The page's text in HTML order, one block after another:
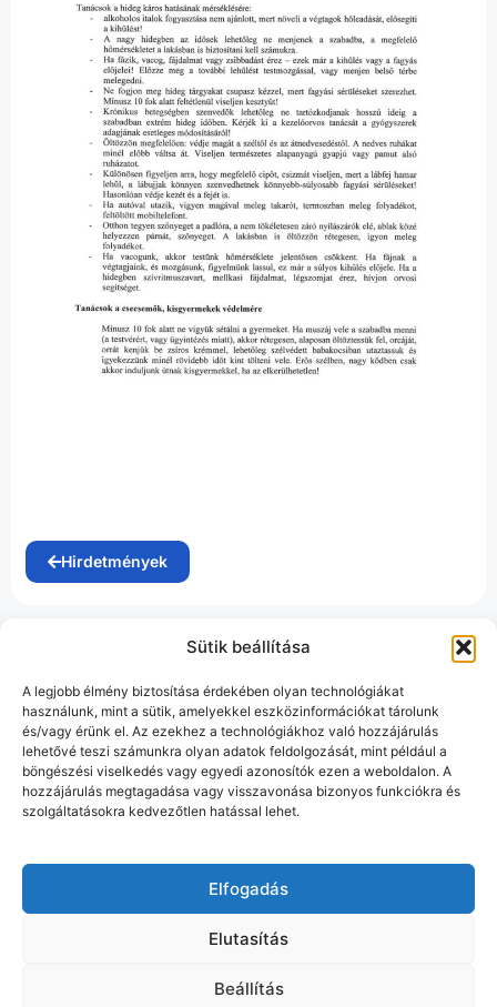
Sütik beállítása
A legjobb élmény biztosítása érdekében olyan technológiákat
használunk, mint a sütik, amelyekkel eszközinformációkat tárolunk
és/vagy érünk el. Az ezekhez a technológiákhoz való hozzájárulás
lehetővé teszi számunkra olyan adatok feldolgozását, mint például a
böngészési viselkedés vagy egyedi azonosítók ezen a weboldalon. A
hozzájárulás megtagadása vagy visszavonása bizonyos funkciókra és
szolgáltatásokra kedvezőtlen hatással lehet.
Elfogadás
Elutasítás
Beállítás
Hirdetmények
Adatvédelmi tájékoztatóImpresszum